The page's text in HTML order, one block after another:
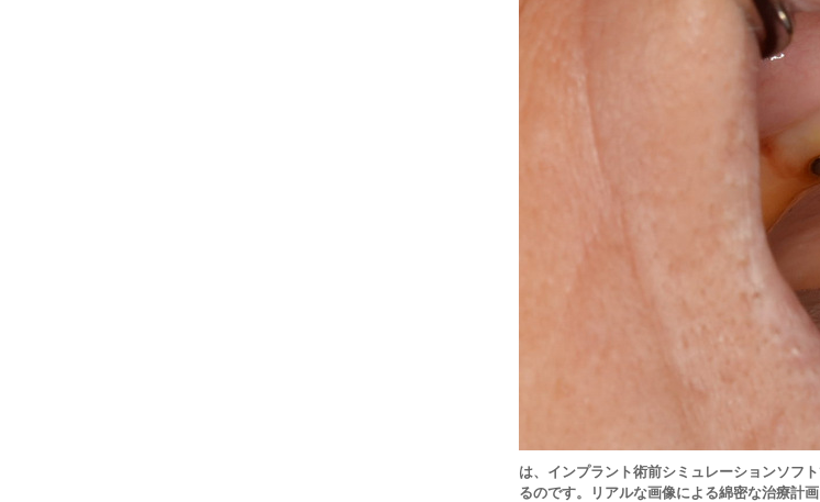
は、インプラント術前シミュレーションソフ
るのです。リアルな画像による綿密な治療計